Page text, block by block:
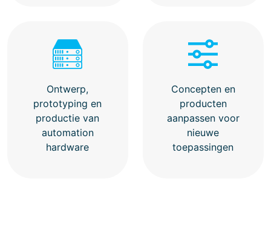
Ontwerp,
prototyping en
productie van
automation
hardware
Concepten en
producten
aanpassen voor
nieuwe
toepassingen